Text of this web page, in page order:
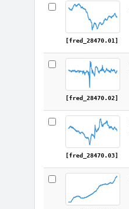
[fred_28470.01]
[fred_28470.02]
[fred_28470.03]